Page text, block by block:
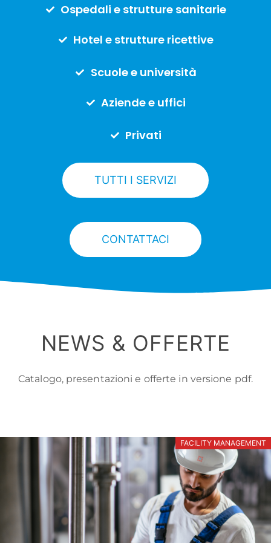
Ospedali e strutture sanitarie
Hotel e strutture ricettive
Scuole e università
Aziende e uffici
Privati
TUTTI I SERVIZI
CONTATTACI
NEWS & OFFERTE
Catalogo, presentazioni e offerte in versione pdf.
FACILITY MANAGEMENT